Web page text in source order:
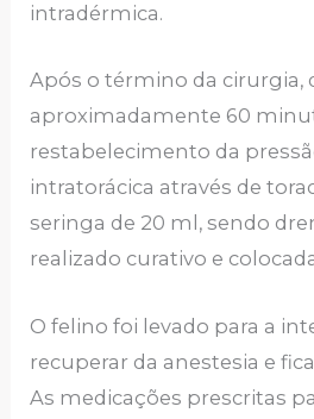
intradérmica.
Após o término da cirurgia,
aproximadamente 60
restabelecimento da
intratorácica através de
seringa de 20 ml, sendo
realizado curativo e
O felino foi levado para a
recuperar da anestesia e
As medicações prescritas